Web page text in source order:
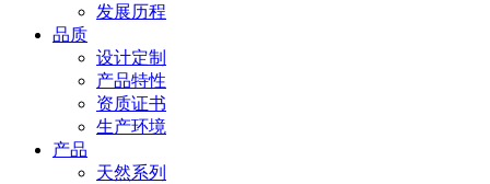
发展历程
品质
设计定制
产品特性
资质证书
生产环境
产品
天然系列